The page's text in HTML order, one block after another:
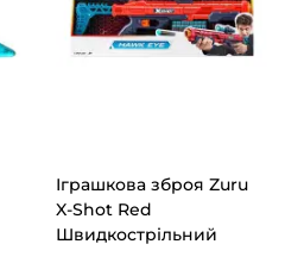
Іграшкова зброя Zuru
X-Shot Red
Швидкострільний